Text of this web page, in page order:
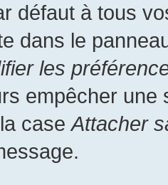
défaut à tous
dans le
les
empêcher une
caseAttacher